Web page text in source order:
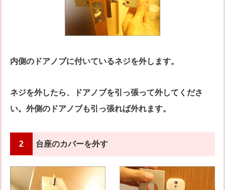
内側のドアノブに付いているネジを外します。
ネジを外したら、ドアノブを引っ張って外してくださ
い。外側のドアノブも引っ張れば外れます。
2 台座のカバーを外す